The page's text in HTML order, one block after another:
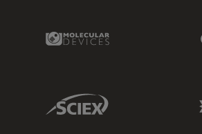
Molecular Devices Link
Sciex Link